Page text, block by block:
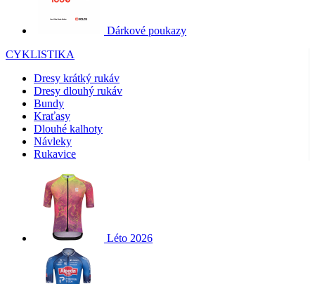
Dárkové poukazy
CYKLISTIKA
Dresy krátký rukáv
Dresy dlouhý rukáv
Bundy
Kraťasy
Dlouhé kalhoty
Návleky
Rukavice
Léto 2026